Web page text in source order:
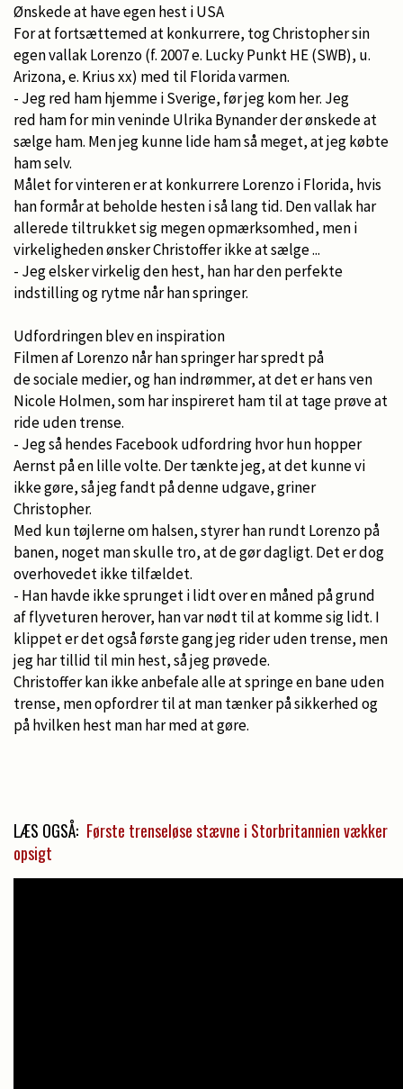
Ønskede at have egen hest i USA
For at fortsættemed at konkurrere, tog Christopher sin
egen vallak Lorenzo (f. 2007 e. Lucky Punkt HE (SWB), u.
Arizona, e. Krius xx) med til Florida varmen.
- Jeg red ham hjemme i Sverige, før jeg kom her. Jeg
red ham for min veninde Ulrika Bynander der ønskede at
sælge ham. Men jeg kunne lide ham så meget, at jeg købte
ham selv.
Målet for vinteren er at konkurrere Lorenzo i Florida, hvis
han formår at beholde hesten i så lang tid. Den vallak har
allerede tiltrukket sig megen opmærksomhed, men i
virkeligheden ønsker Christoffer ikke at sælge ...
- Jeg elsker virkelig den hest, han har den perfekte
indstilling og rytme når han springer.
Udfordringen blev en inspiration
Filmen af Lorenzo når han springer har spredt på
de sociale medier, og han indrømmer, at det er hans ven
Nicole Holmen, som har inspireret ham til at tage prøve at
ride uden trense.
- Jeg så hendes Facebook udfordring hvor hun hopper
Aernst på en lille volte. Der tænkte jeg, at det kunne vi
ikke gøre, så jeg fandt på denne udgave, griner
Christopher.
Med kun tøjlerne om halsen, styrer han rundt Lorenzo på
banen, noget man skulle tro, at de gør dagligt. Det er dog
overhovedet ikke tilfældet.
- Han havde ikke sprunget i lidt over en måned på grund
af flyveturen herover, han var nødt til at komme sig lidt. I
klippet er det også første gang jeg rider uden trense, men
jeg har tillid til min hest, så jeg prøvede.
Christoffer kan ikke anbefale alle at springe en bane uden
trense, men opfordrer til at man tænker på sikkerhed og
på hvilken hest man har med at gøre.
LÆS OGSÅ: Første trenseløse stævne i Storbritannien vækker
opsigt